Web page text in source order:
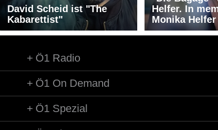
David Scheid ist "The
Kabarettist"
Helfer. In
Monika Helfer
Ö1 Radio
Ö1 On Demand
Ö1 Spezial